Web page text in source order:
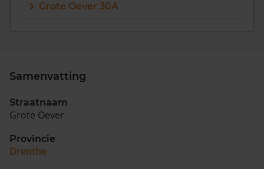
Grote Oever 30A
Samenvatting
Straatnaam
Grote Oever
Provincie
Drenthe